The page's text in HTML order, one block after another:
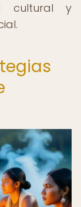
cultural y